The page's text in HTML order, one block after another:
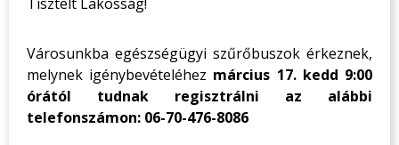
Városunkba egészségügyi szűrőbuszok érkeznek,
melynek igénybevételéhez március 17. kedd 9:00
órától tudnak regisztrálni az alábbi
telefonszámon: 06-70-476-8086